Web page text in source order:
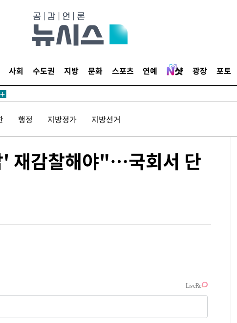
사회 수도권 지방 문화 스포츠 연예 광장 포토
행정 지방정가 지방선거
재감찰해야"…국회서 단